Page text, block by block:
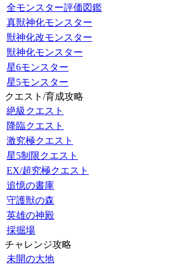
全モンスター評価図鑑
真獣神化モンスター
獣神化改モンスター
獣神化モンスター
星6モンスター
星5モンスター
クエスト/育成攻略
絶級クエスト
降臨クエスト
激究極クエスト
星5制限クエスト
EX/超究極クエスト
追憶の書庫
守護獣の森
英雄の神殿
採掘場
チャレンジ攻略
未開の大地